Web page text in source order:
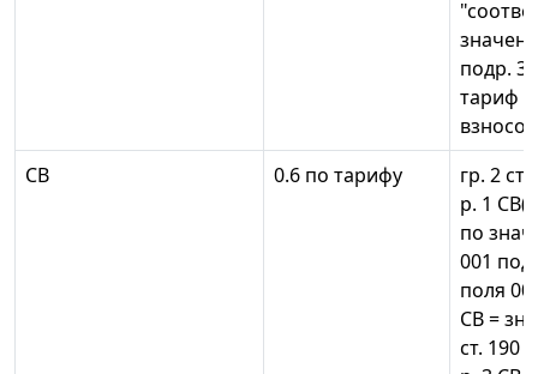
подр.
тариф
СВ
0.6 по тарифу
гр. 2
р. 1
по
001
поля
СВ =
ст. 190